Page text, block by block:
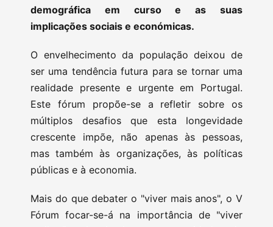
demográfica em curso e as suas
implicações sociais e económicas.
O envelhecimento da população deixou de
ser uma tendência futura para se tornar uma
realidade presente e urgente em Portugal.
Este fórum propõe-se a refletir sobre os
múltiplos desafios que esta longevidade
crescente impõe, não apenas às pessoas,
mas também às organizações, às políticas
públicas e à economia.
Mais do que debater o "viver mais anos", o V
Fórum focar-se-á na importância de "viver